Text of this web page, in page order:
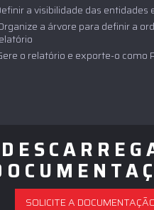
a visibilidade das entidades
a árvore para definir a
o relatório e exporte-o como
SOLICITE A